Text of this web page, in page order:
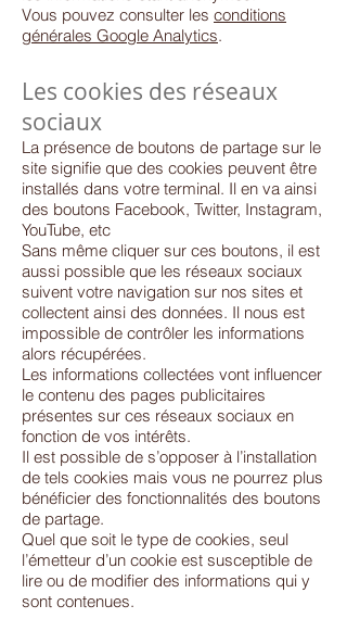
Vous pouvez consulter les conditions
générales Google Analytics.
Les cookies des réseaux
sociaux
La présence de boutons de partage sur le
site signifie que des cookies peuvent être
installés dans votre terminal. Il en va ainsi
des boutons Facebook, Twitter, Instagram,
YouTube, etc
Sans même cliquer sur ces boutons, il est
aussi possible que les réseaux sociaux
suivent votre navigation sur nos sites et
collectent ainsi des données. Il nous est
impossible de contrôler les informations
alors récupérées.
Les informations collectées vont influencer
le contenu des pages publicitaires
présentes sur ces réseaux sociaux en
fonction de vos intérêts.
Il est possible de s’opposer à l’installation
de tels cookies mais vous ne pourrez plus
bénéficier des fonctionnalités des boutons
de partage.
Quel que soit le type de cookies, seul
l’émetteur d’un cookie est susceptible de
lire ou de modifier des informations qui y
sont contenues.